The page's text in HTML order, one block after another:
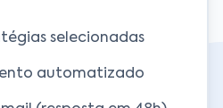
selecionadas
automatizado